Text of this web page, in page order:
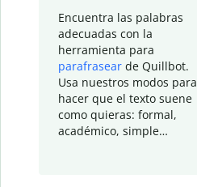
Encuentra las palabras
adecuadas con la
herramienta para
parafrasear de Quillbot.
Usa nuestros modos para
hacer que el texto suene
como quieras: formal,
académico, simple…